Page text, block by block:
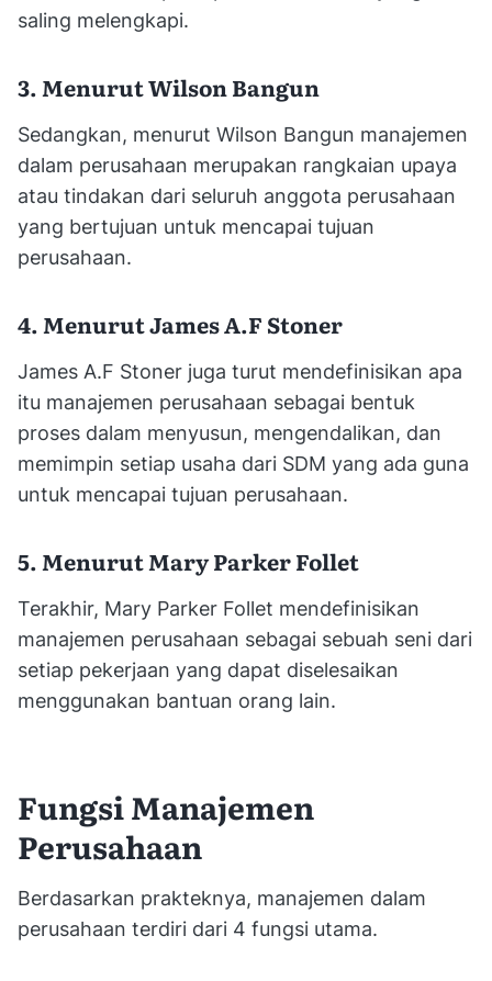
saling melengkapi.
3. Menurut Wilson Bangun
Sedangkan, menurut Wilson Bangun manajemen
dalam perusahaan merupakan rangkaian upaya
atau tindakan dari seluruh anggota perusahaan
yang bertujuan untuk mencapai tujuan
perusahaan.
4. Menurut James A.F Stoner
James A.F Stoner juga turut mendefinisikan apa
itu manajemen perusahaan sebagai bentuk
proses dalam menyusun, mengendalikan, dan
memimpin setiap usaha dari SDM yang ada guna
untuk mencapai tujuan perusahaan.
5. Menurut Mary Parker Follet
Terakhir, Mary Parker Follet mendefinisikan
manajemen perusahaan sebagai sebuah seni dari
setiap pekerjaan yang dapat diselesaikan
menggunakan bantuan orang lain.
Fungsi Manajemen
Perusahaan
Berdasarkan prakteknya, manajemen dalam
perusahaan terdiri dari 4 fungsi utama.